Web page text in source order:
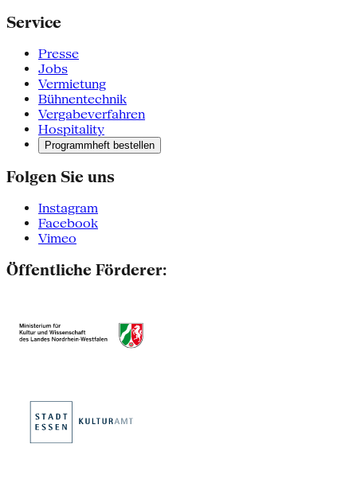
Service
Presse
Jobs
Vermietung
Bühnentechnik
Vergabeverfahren
Hospitality
Programmheft bestellen
Folgen Sie uns
Instagram
Facebook
Vimeo
Öffentliche Förderer: